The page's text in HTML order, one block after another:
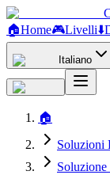
🏠Home🎮Livelli⬇️
Italiano
🏠
Soluzioni